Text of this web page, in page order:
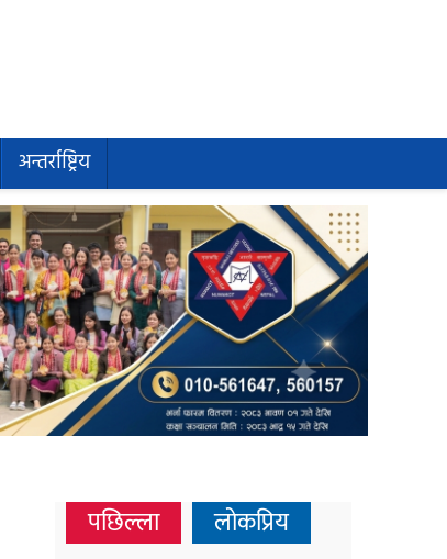
अन्तर्राष्ट्रिय
पछिल्ला लोकप्रिय